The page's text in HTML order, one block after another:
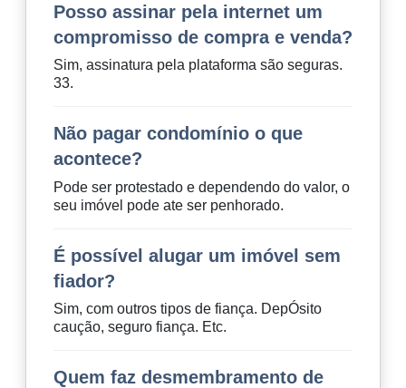
Posso assinar pela internet um
compromisso de compra e venda?
Sim, assinatura pela plataforma são seguras.
33.
Não pagar condomínio o que
acontece?
Pode ser protestado e dependendo do valor, o
seu imóvel pode ate ser penhorado.
É possível alugar um imóvel sem
fiador?
Sim, com outros tipos de fiança. DepÓsito
caução, seguro fiança. Etc.
Quem faz desmembramento de